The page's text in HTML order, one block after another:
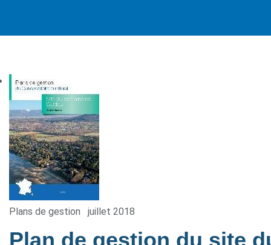
Plans de gestion juillet 2018
Plan de gestion du site